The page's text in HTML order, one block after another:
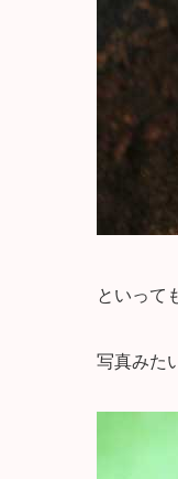
といって
写真みた